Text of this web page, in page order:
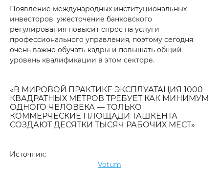
Появление международных институциональных
инвесторов, ужесточение банковского
регулирования повысит спрос на услуги
профессионального управления, поэтому сегодня
очень важно обучать кадры и повышать общий
уровень квалификации в этом секторе.
«В МИРОВОЙ ПРАКТИКЕ ЭКСПЛУАТАЦИЯ 1000
КВАДРАТНЫХ МЕТРОВ ТРЕБУЕТ КАК МИНИМУМ
ОДНОГО ЧЕЛОВЕКА — ТОЛЬКО
КОММЕРЧЕСКИЕ ПЛОЩАДИ ТАШКЕНТА
СОЗДАЮТ ДЕСЯТКИ ТЫСЯЧ РАБОЧИХ МЕСТ»
Источник:
Votum